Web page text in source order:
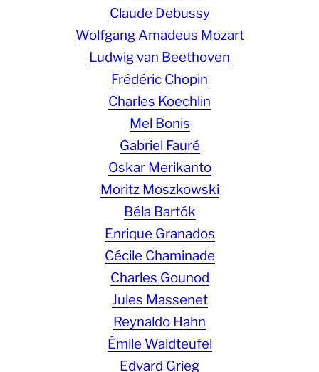
Claude Debussy
Wolfgang Amadeus Mozart
Ludwig van Beethoven
Frédéric Chopin
Charles Koechlin
Mel Bonis
Gabriel Fauré
Oskar Merikanto
Moritz Moszkowski
Béla Bartók
Enrique Granados
Cécile Chaminade
Charles Gounod
Jules Massenet
Reynaldo Hahn
Émile Waldteufel
Edvard Grieg